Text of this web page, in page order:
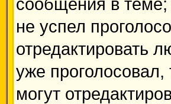
сообщения в теме;
не успел
отредактировать
уже
могут